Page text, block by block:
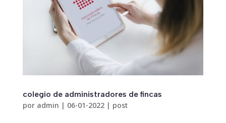
colegio de administradores de fincas
por admin | 06-01-2022| post